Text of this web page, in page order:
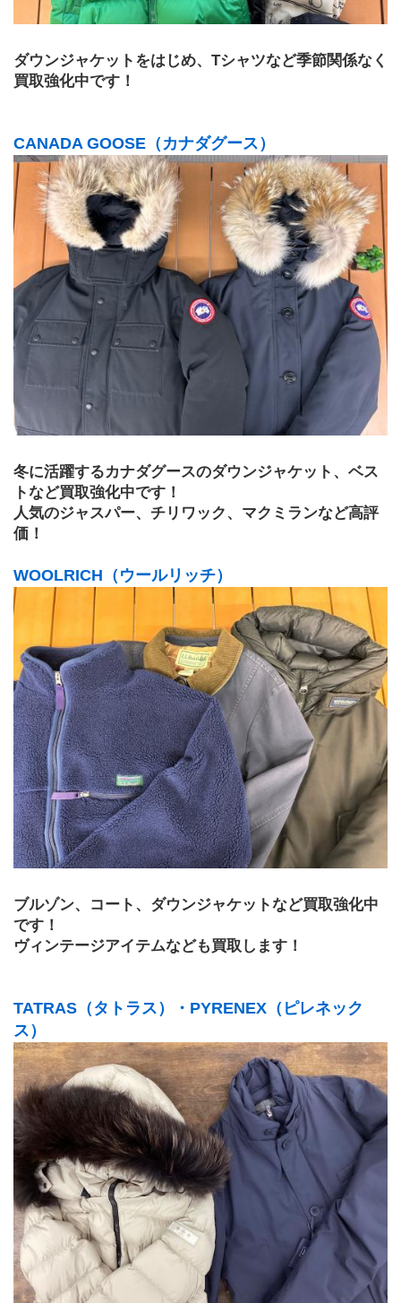
ダウンジャケットをはじめ、Tシャツなど季節関係なく
買取強化中です！
CANADA GOOSE（カナダグース）
冬に活躍するカナダグースのダウンジャケット、ベス
トなど買取強化中です！
人気のジャスパー、チリワック、マクミランなど高評
価！
WOOLRICH（ウールリッチ）
ブルゾン、コート、ダウンジャケットなど買取強化中
です！
ヴィンテージアイテムなども買取します！
TATRAS（タトラス）・PYRENEX（ピレネック
ス）